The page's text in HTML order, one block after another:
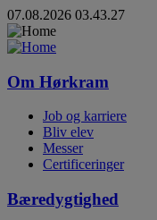
07.08.2026 03.43.27
Om Hørkram
Job og karriere
Bliv elev
Messer
Certificeringer
Bæredygtighed